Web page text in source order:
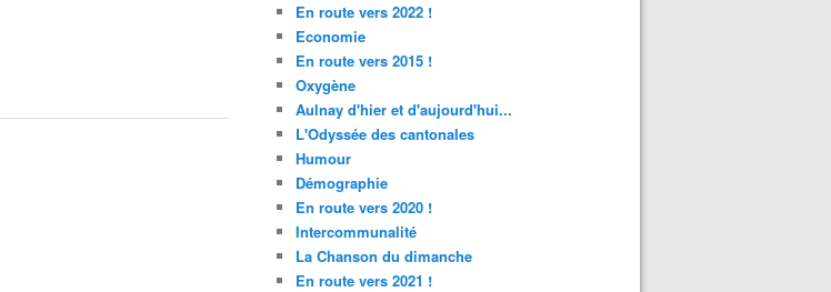
En route vers 2022 !
Economie
En route vers 2015 !
Oxygène
Aulnay d'hier et d'aujourd'hui...
L'Odyssée des cantonales
Humour
Démographie
En route vers 2020 !
Intercommunalité
La Chanson du dimanche
En route vers 2021 !